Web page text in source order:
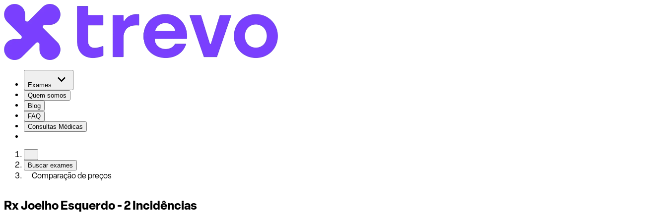
Exames
Quem somos
Blog
FAQ
Consultas Médicas
Buscar exames
Comparação de preços
Rx Joelho Esquerdo - 2 Incidências